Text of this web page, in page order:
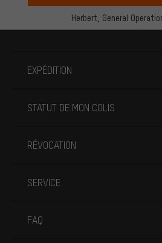
Herbert, General
EXPÉDITION
STATUT DE MON COLIS
RÉVOCATION
SERVICE
FAQ